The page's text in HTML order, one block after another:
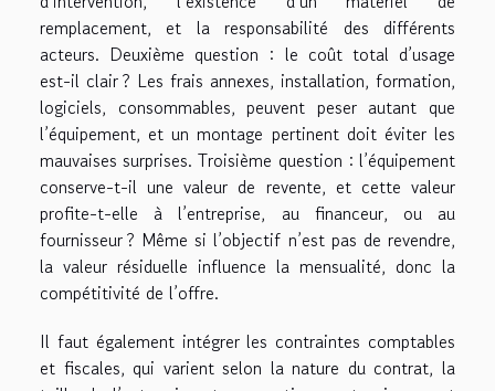
remplacement, et la responsabilité des différents
acteurs. Deuxième question : le coût total d’usage
est-il clair ? Les frais annexes, installation, formation,
logiciels, consommables, peuvent peser autant que
l’équipement, et un montage pertinent doit éviter les
mauvaises surprises. Troisième question : l’équipement
conserve-t-il une valeur de revente, et cette valeur
profite-t-elle à l’entreprise, au financeur, ou au
fournisseur ? Même si l’objectif n’est pas de revendre,
la valeur résiduelle influence la mensualité, donc la
compétitivité de l’offre.
Il faut également intégrer les contraintes comptables
et fiscales, qui varient selon la nature du contrat, la